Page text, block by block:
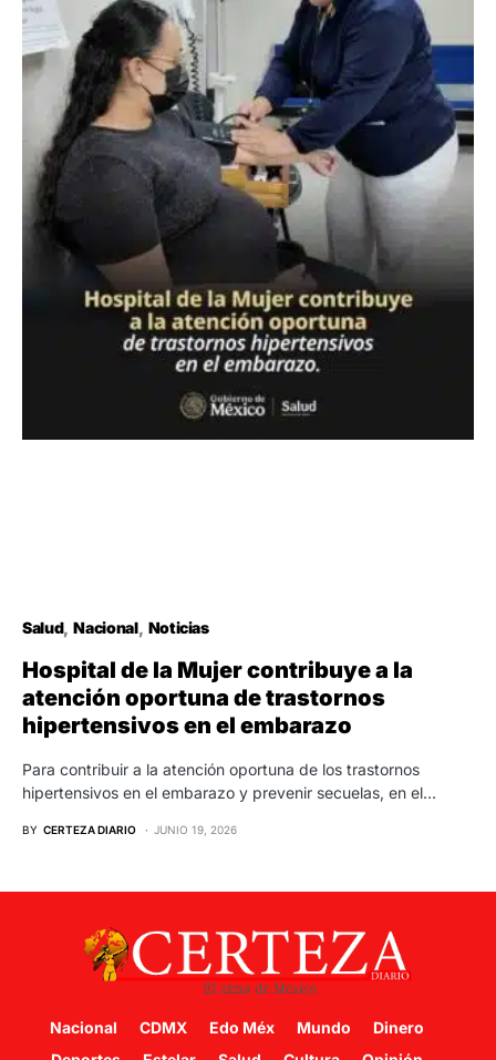
Salud Nacional Noticias
Hospital de la Mujer contribuye a la
atención oportuna de trastornos
hipertensivos en el embarazo
Para contribuir a la atención oportuna de los trastornos
hipertensivos en el embarazo y prevenir secuelas, en el…
BY CERTEZA DIARIO JUNIO 19, 2026
Nacional CDMX Edo Méx Mundo
Dinero